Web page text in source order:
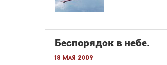
Беспорядок в небе.
18 мая 2009